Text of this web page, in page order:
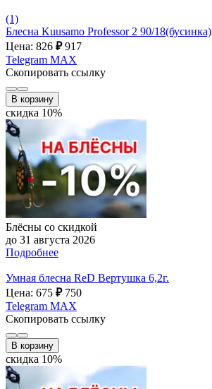
(1)
Блесна Kuusamo Professor 2 90/18(бусинка)
Цена: 826 ₽ 917
Telegram MAX
Скопировать ссылку
В корзину
скидка 10%
Блёсны со скидкой
до 31 августа 2026
Подробнее
Умная блесна ReD Вертушка 6,2г.
Цена: 675 ₽ 750
Telegram MAX
Скопировать ссылку
В корзину
скидка 10%